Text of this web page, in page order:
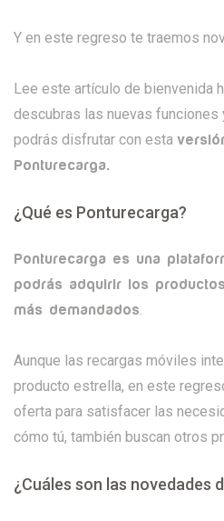
Y en este regreso te traemos
Lee este artículo de bienvenida
descubras las nuevas
podrás disfrutar con esta
Ponturecarga.
¿Qué es Ponturecarga?
Ponturecarga es una
podrás adquirir los
más demandados.
Aunque las recargas móviles
producto estrella, en este
oferta para satisfacer las
cómo tú, también buscan otros
¿Cuáles son las novedades